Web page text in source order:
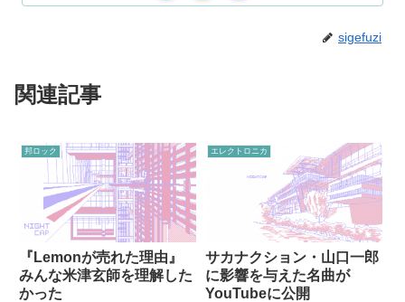
sigefuzi
関連記事
邦ロック
『Lemonが売れた理由』
みんな米津玄師を理解した
かった
エレクトロニカ
サカナクション・山口一郎
に影響を与えた名曲が
YouTubeに公開